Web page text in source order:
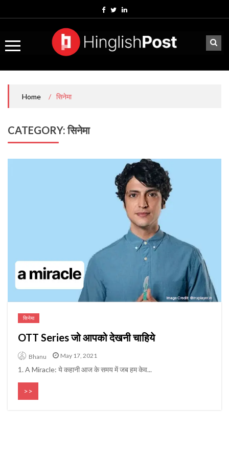
Home / सिनेमा
CATEGORY:सिनेमा
सिनेमा
OTT Series जो आपको देखनी चाहिये
Bhanu May 17, 2021
1. A Miracle: ये कहानी आज के समय में जब हम केव...
>>